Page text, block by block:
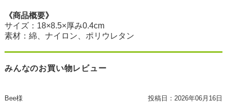
《商品概要》
サイズ：18×8.5×厚み0.4cm
素材：綿、ナイロン、ポリウレタン
みんなのお買い物レビュー
Bee様 投稿日： 2026年06月16日